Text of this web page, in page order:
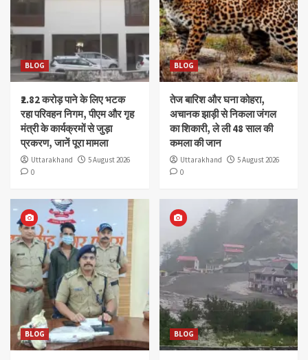
BLOG
₹2.82 करोड़ पाने के लिए भटक
रहा परिवहन निगम, पीएम और गृह
मंत्री के कार्यक्रमों से जुड़ा
प्रकरण, जानें पूरा मामला
Uttarakhand
5 August 2026
0
BLOG
तेज बारिश और घना कोहरा,
अचानक झाड़ी से निकला जंगल
का शिकारी, ले ली 48 साल की
कमला की जान
Uttarakhand
5 August 2026
0
BLOG BLOG